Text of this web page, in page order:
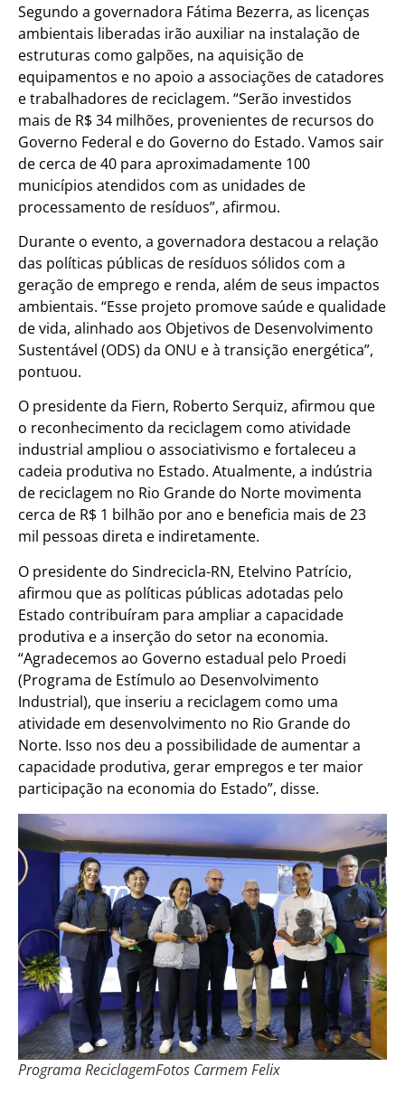
Segundo a governadora Fátima Bezerra, as licenças
ambientais liberadas irão auxiliar na instalação de
estruturas como galpões, na aquisição de
equipamentos e no apoio a associações de catadores
e trabalhadores de reciclagem. “Serão investidos
mais de R$ 34 milhões, provenientes de recursos do
Governo Federal e do Governo do Estado. Vamos sair
de cerca de 40 para aproximadamente 100
municípios atendidos com as unidades de
processamento de resíduos”, afirmou.
Durante o evento, a governadora destacou a relação
das políticas públicas de resíduos sólidos com a
geração de emprego e renda, além de seus impactos
ambientais. “Esse projeto promove saúde e qualidade
de vida, alinhado aos Objetivos de Desenvolvimento
Sustentável (ODS) da ONU e à transição energética”,
pontuou.
O presidente da Fiern, Roberto Serquiz, afirmou que
o reconhecimento da reciclagem como atividade
industrial ampliou o associativismo e fortaleceu a
cadeia produtiva no Estado. Atualmente, a indústria
de reciclagem no Rio Grande do Norte movimenta
cerca de R$ 1 bilhão por ano e beneficia mais de 23
mil pessoas direta e indiretamente.
O presidente do Sindrecicla-RN, Etelvino Patrício,
afirmou que as políticas públicas adotadas pelo
Estado contribuíram para ampliar a capacidade
produtiva e a inserção do setor na economia.
“Agradecemos ao Governo estadual pelo Proedi
(Programa de Estímulo ao Desenvolvimento
Industrial), que inseriu a reciclagem como uma
atividade em desenvolvimento no Rio Grande do
Norte. Isso nos deu a possibilidade de aumentar a
capacidade produtiva, gerar empregos e ter maior
participação na economia do Estado”, disse.
Programa ReciclagemFotos Carmem Felix